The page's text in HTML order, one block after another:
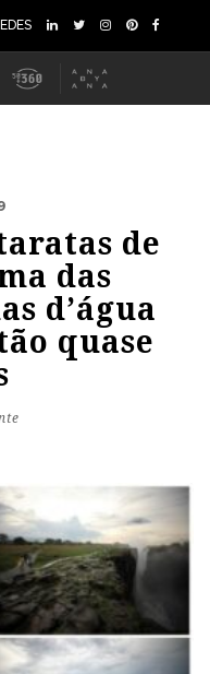
de
das
d’água
quase